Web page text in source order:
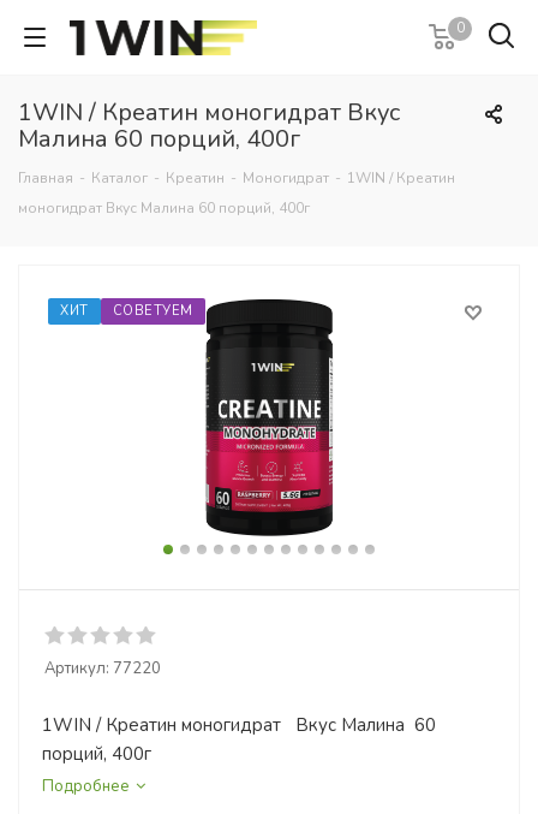
0
1WIN / Креатин моногидрат Вкус
Малина 60 порций, 400г
Главная - Каталог - Креатин - Моногидрат - 1WIN / Креатин
моногидрат Вкус Малина 60 порций, 400г
ХИТ СОВЕТУЕМ
Артикул: 77220
1WIN / Креатин моногидрат Вкус Малина 60
порций, 400г
Подробнее